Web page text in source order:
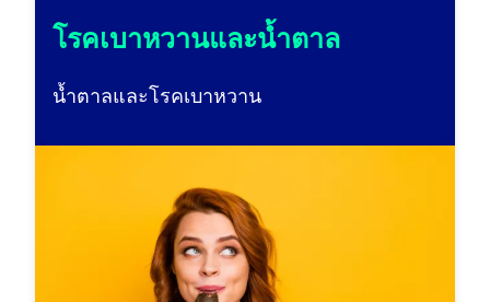
โรคเบาหวานและน้ำตาล
น้ำตาลและโรคเบาหวาน